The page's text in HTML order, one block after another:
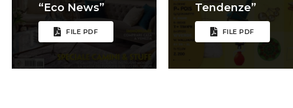
“Eco News”
FILE PDF
Tendenze”
FILE PDF